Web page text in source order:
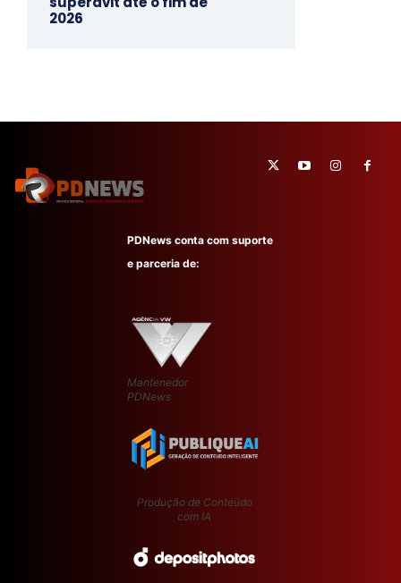
2026
PDNews conta com suporte
e parceria de:
Mantenedor
PDNews
Produção de Conteúdo
com IA